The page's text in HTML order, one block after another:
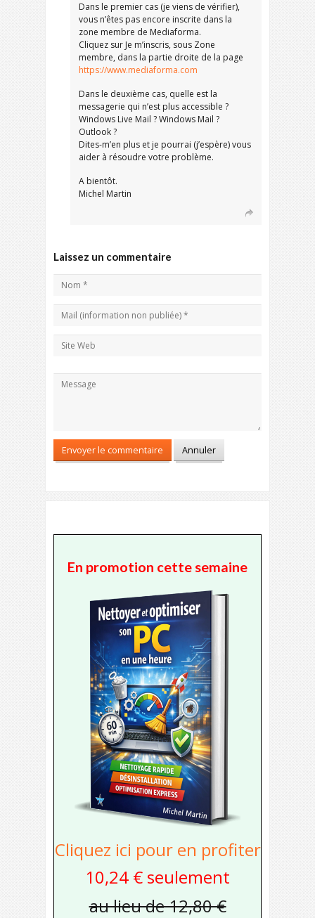
Dans le premier cas (je viens de vérifier),
vous n’êtes pas encore inscrite dans la
zone membre de Mediaforma.
Cliquez sur Je m’inscris, sous Zone
membre, dans la partie droite de la page
https://www.mediaforma.com
Dans le deuxième cas, quelle est la
messagerie qui n’est plus accessible ?
Windows Live Mail ? Windows Mail ?
Outlook ?
Dites-m’en plus et je pourrai (j’espère) vous
aider à résoudre votre problème.
A bientôt.
Michel Martin
Laissez un commentaire
En promotion cette semaine
Cliquez ici pour en profiter
10,24 € seulement
au lieu de 12,80 €